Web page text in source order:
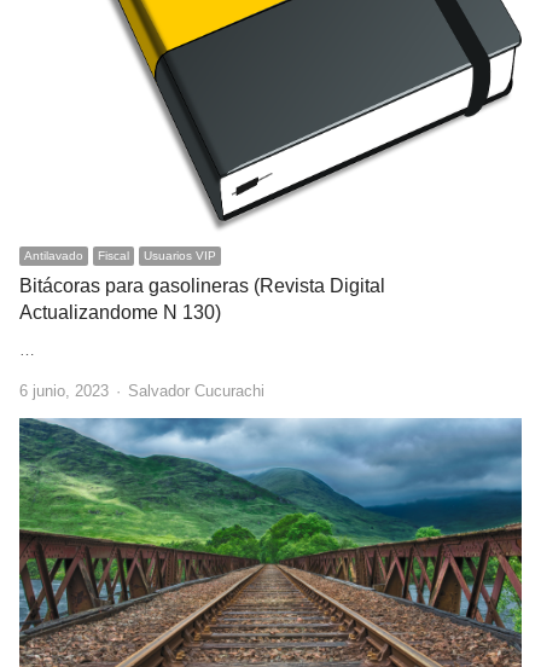
Antilavado Fiscal Usuarios VIP
Bitácoras para gasolineras (Revista Digital
Actualizandome N 130)
6 junio, 2023 Author
Salvador Cucurachi